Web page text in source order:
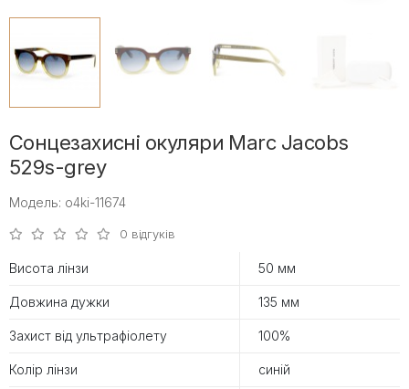
Сонцезахисні окуляри Marc Jacobs
529s-grey
Модель: o4ki-11674
0 відгуків
Висота лінзи 50 мм
Довжина дужки 135 мм
Захист від ультрафіолету 100%
Колір лінзи синій